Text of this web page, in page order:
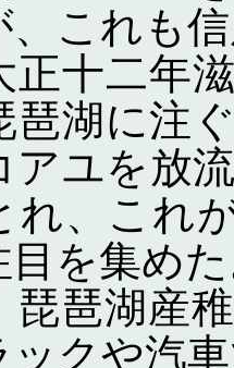
、これも
十二年
琶湖に注
アユを放
れ、これ
目を集め
琶湖産
クや汽